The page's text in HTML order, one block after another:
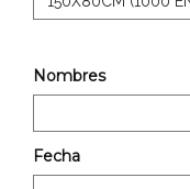
Nombres
Fecha